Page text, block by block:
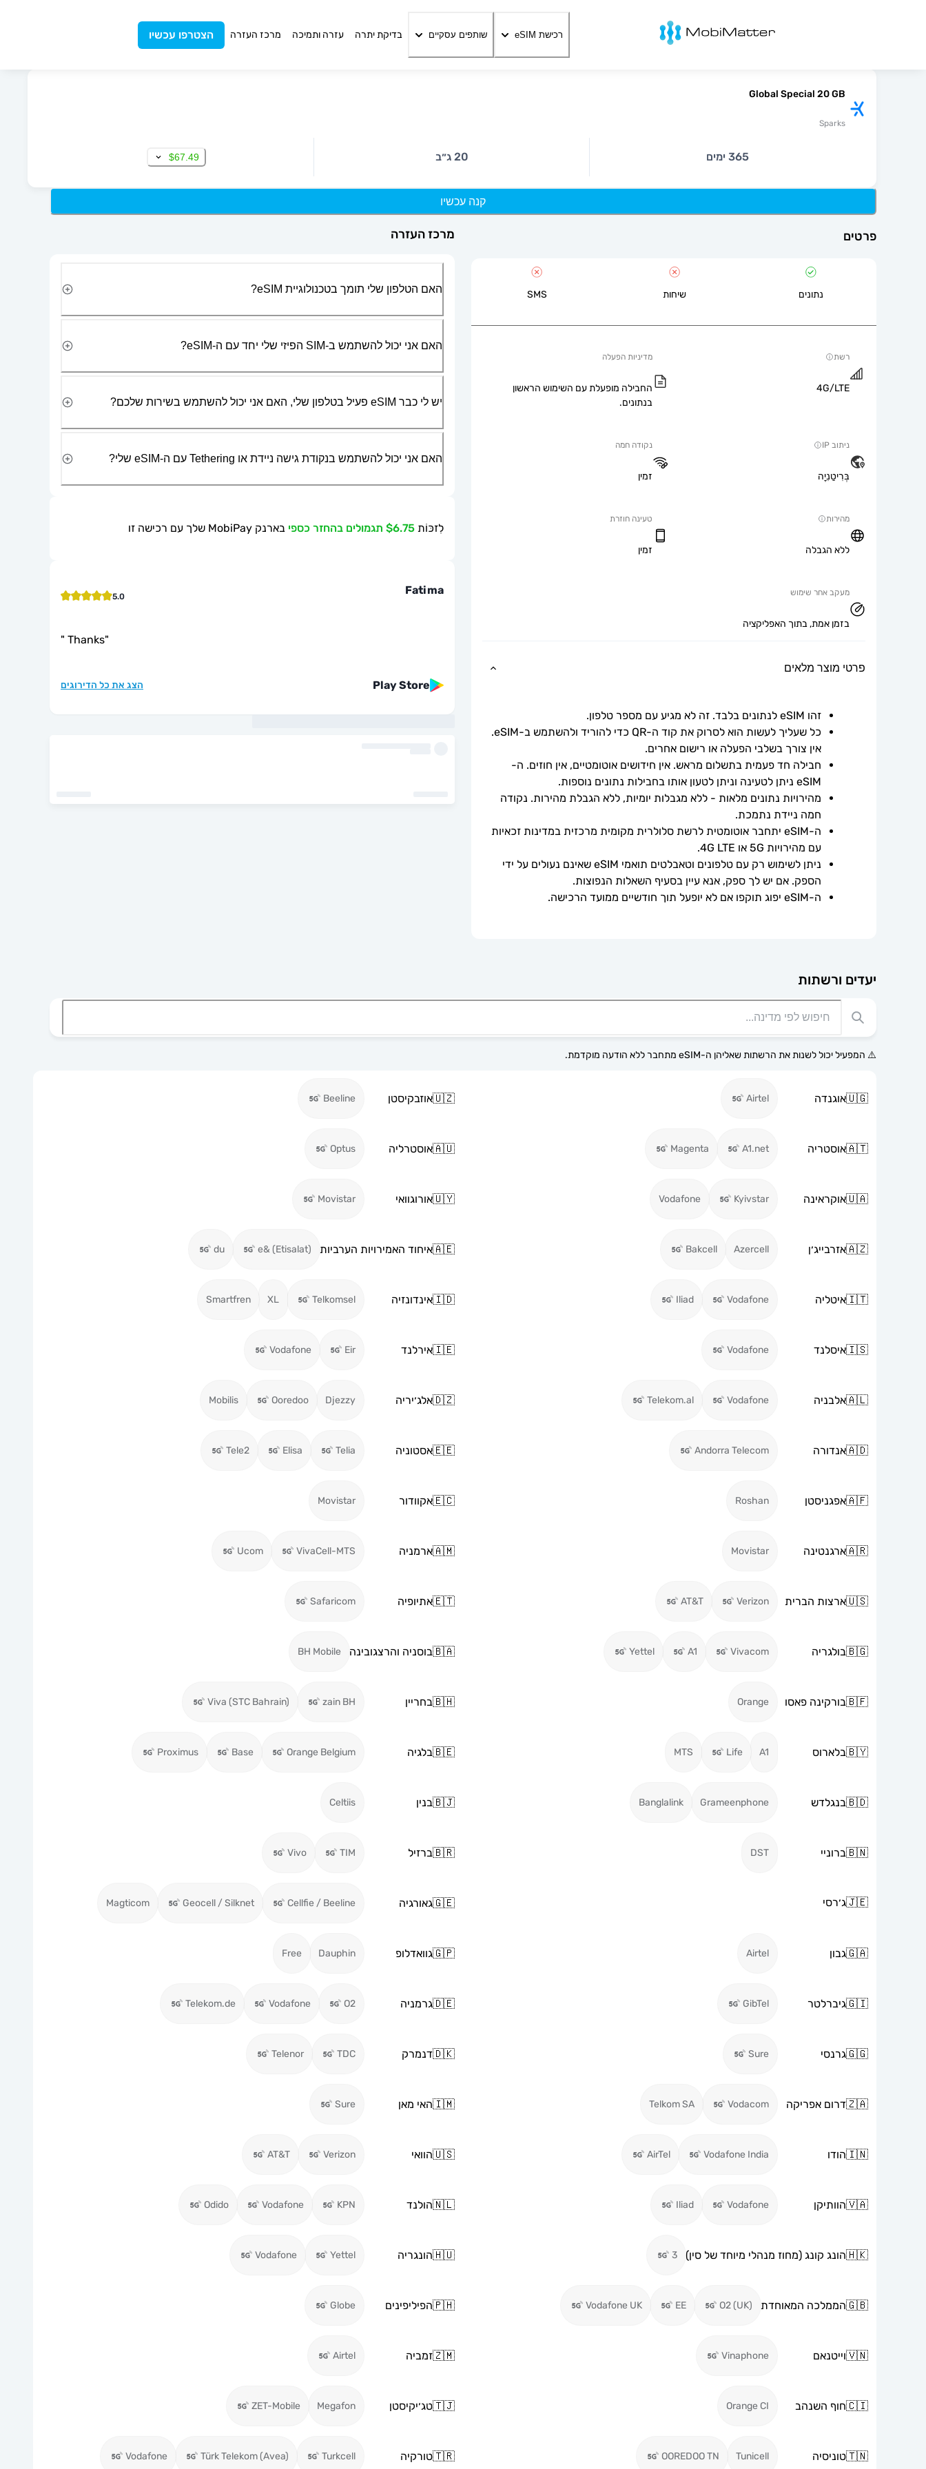
רכישת eSIM שותפים עסקיים בדיקת יתרה עזרה ותמיכה מרכז העזרה הצטרפו עכשיו
Global Special 20 GB
Sparks
365 ימים 20 ג״ב $67.49
קנה עכשיו
פרטים
נתונים שיחות SMS
רשת
4G/LTE
מדיניות הפעלה
החבילה מופעלת עם השימוש הראשון
בנתונים.
ניתוב IP
בְּרִיטַנִיָה
נקודה חמה
זמין
מהירות
ללא הגבלה
טעינה חוזרת
זמין
מעקב אחר שימוש
בזמן אמת, בתוך האפליקציה
פרטי מוצר מלאים
זהו eSIM לנתונים בלבד. זה לא מגיע עם מספר טלפון.
אין צורך בשלבי הפעלה או רישום אחרים.
חבילה חד פעמית בתשלום מראש. אין חידושים אוטומטיים, אין חוזים. ה-
eSIM ניתן לטעינה וניתן לטעון אותו בחבילות נתונים נוספות.
חמה ניידת נתמכת.
עם מהירויות 5G או 4G LTE.
הספק. אם יש לך ספק, אנא עיין בסעיף השאלות הנפוצות.
ה-eSIM יפוג תוקפו אם לא יופעל תוך חודשיים ממועד הרכישה.
יעדים ורשתות
⚠️ המפעיל יכול לשנות את הרשתות שאליהן ה-eSIM מתחבר ללא הודעה מוקדמת.
🇺🇬אוגנדה Airtel
🇺🇿אוזבקיסטן Beeline
🇦🇹אוסטריה A1.net
Magenta
🇦🇺אוסטרליה Optus
🇺🇦אוקראינה Kyivstar
Vodafone
🇺🇾אורוגוואי Movistar
🇦🇿אזרבייג׳ן Azercell
Bakcell
🇦🇪איחוד האמירויות הערביות e& (Etisalat)
du
🇮🇹איטליה Vodafone
Iliad
🇮🇩אינדונזיה Telkomsel
XL
Smartfren
🇮🇸איסלנד Vodafone
🇮🇪אירלנד Eir
Vodafone
🇦🇱אלבניה Vodafone
Telekom.al
🇩🇿אלג׳יריה Djezzy
Ooredoo
Mobilis
🇦🇩אנדורה Andorra Telecom
🇪🇪אסטוניה Telia
Elisa
Tele2
🇦🇫אפגניסטן Roshan
🇪🇨אקוודור Movistar
🇦🇷ארגנטינה Movistar
🇦🇲ארמניה VivaCell-MTS
Ucom
🇺🇸ארצות הברית Verizon
AT&T
🇪🇹אתיופיה Safaricom
🇧🇬בולגריה Vivacom
A1
Yettel
🇧🇦בוסניה והרצגובינה BH Mobile
🇧🇫בורקינה פאסו Orange
🇧🇭בחריין zain BH
Viva (STC Bahrain)
🇧🇾בלארוס A1
Life
MTS
🇧🇪בלגיה Orange Belgium
Base
Proximus
🇧🇩בנגלדש Grameenphone
Banglalink
🇧🇯בנין Celtiis
🇧🇳ברוניי DST
🇧🇷ברזיל TIM
Vivo
🇯🇪ג׳רסי 🇬🇪גאורגיה Cellfie / Beeline
Geocell / Silknet
Magticom
🇬🇦גבון Airtel
🇬🇵גוואדלופ Dauphin
Free
🇬🇮גיברלטר GibTel
🇩🇪גרמניה O2
Vodafone
Telekom.de
🇬🇬גרנסי Sure
🇩🇰דנמרק TDC
Telenor
🇿🇦דרום אפריקה Vodacom
Telkom SA
🇮🇲האי מאן Sure
🇮🇳הודו Vodafone India
AirTel
🇺🇸הוואי Verizon
AT&T
🇻🇦הוותיקן Vodafone
Iliad
🇳🇱הולנד KPN
Vodafone
Odido
🇭🇰הונג קונג (מחוז מנהלי מיוחד של סין) 3
🇭🇺הונגריה Yettel
Vodafone
🇬🇧הממלכה המאוחדת O2 (UK)
EE
Vodafone UK
🇵🇭הפיליפינים Globe
🇻🇳וייטנאם Vinaphone
🇿🇲זמביה Airtel
🇨🇮חוף השנהב Orange CI
🇹🇯טג׳יקיסטן Megafon
ZET-Mobile
🇹🇳טוניסיה Tunicell
OOREDOO TN
🇹🇷טורקיה Turkcell
Türk Telekom (Avea)
Vodafone
מרכז העזרה
האם הטלפון שלי תומך בטכנולוגיית eSIM?
האם אני יכול להשתמש ב-SIM הפיזי שלי יחד עם ה-eSIM?
יש לי כבר eSIM פעיל בטלפון שלי, האם אני יכול להשתמש בשירות שלכם?
האם אני יכול להשתמש בנקודת גישה ניידת או Tethering עם ה-eSIM שלי?
לִזכּוֹת $6.75 תגמולים בהחזר כספי בארנק MobiPay שלך עם רכישה זו
Fatima
5.0
" Thanks"
Play Store הצג את כל הדירוגים